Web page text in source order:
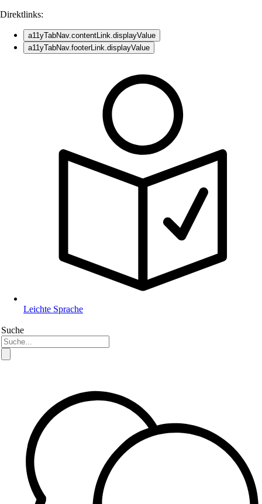
Direktlinks:
a11yTabNav.contentLink.displayValue
a11yTabNav.footerLink.displayValue
Leichte Sprache
Suche